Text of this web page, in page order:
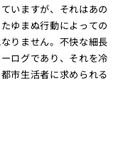
いますが、それはあの
ゆまぬ行動によっての
りません。不快な細長
ログであり、それを冷
市生活者に求められる